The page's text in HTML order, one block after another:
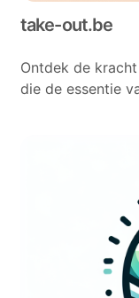
take-out.be
Ontdek de
die de essentie